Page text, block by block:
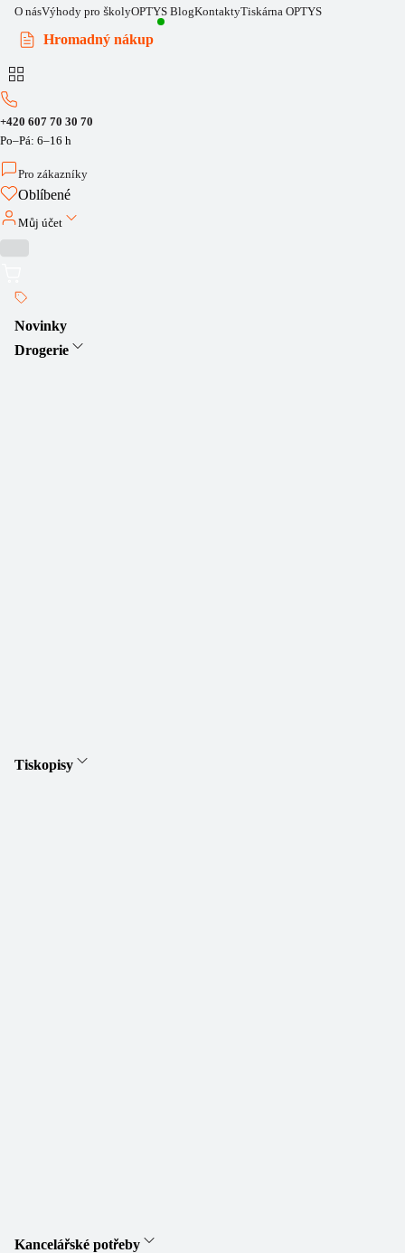
O násVýhody pro školyOPTYS BlogKontaktyTiskárna OPTYS
Hromadný nákup
+420 607 70 30 70
Po–Pá: 6–16 h
Pro zákazníky
Oblíbené
Můj účet
Novinky
Drogerie
Tiskopisy
Kancelářské potřeby